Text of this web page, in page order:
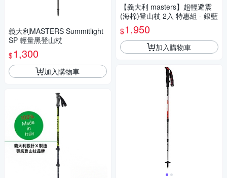
義大利MASTERS Summitlight
SP 輕量黑登山杖
$1,300
加入購物車
【義大利 masters】超輕避震
(海棉)登山杖 2入 特惠組 - 銀藍
$1,950
加入購物車